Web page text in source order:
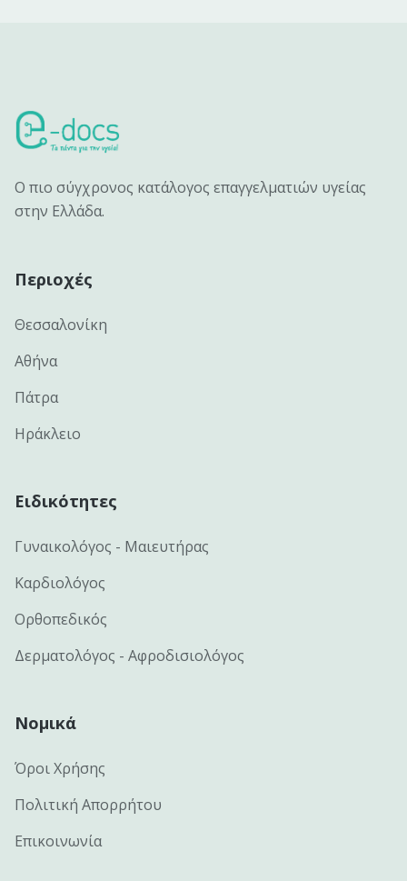
Ο πιο σύγχρονος κατάλογος επαγγελματιών υγείας
στην Ελλάδα.
Περιοχές
Θεσσαλονίκη
Αθήνα
Πάτρα
Ηράκλειο
Ειδικότητες
Γυναικολόγος - Μαιευτήρας
Καρδιολόγος
Ορθοπεδικός
Δερματολόγος - Αφροδισιολόγος
Νομικά
Όροι Χρήσης
Πολιτική Απορρήτου
Επικοινωνία